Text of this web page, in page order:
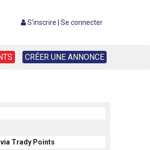
S'inscrire Se connecter
CRÉER UNE ANNONCE
Trady Points